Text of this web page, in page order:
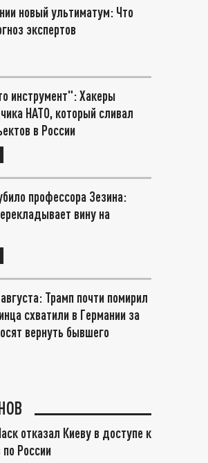
новый ультиматум: Что
экспертов
инструмент": Хакеры
НАТО, который сливал
в России
профессора Зезина:
вину на
Трамп почти помирил
схватили в Германии за
вернуть бывшего
отказал Киеву в доступе к
России